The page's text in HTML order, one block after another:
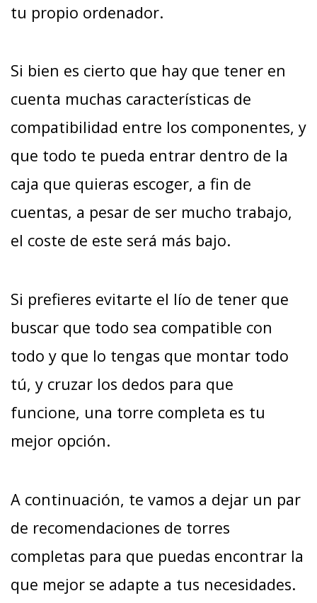
tu propio ordenador.
Si bien es cierto que hay que tener en
cuenta muchas características de
compatibilidad entre los componentes, y
que todo te pueda entrar dentro de la
caja que quieras escoger, a fin de
cuentas, a pesar de ser mucho trabajo,
el coste de este será más bajo.
Si prefieres evitarte el lío de tener que
buscar que todo sea compatible con
todo y que lo tengas que montar todo
tú, y cruzar los dedos para que
funcione, una torre completa es tu
mejor opción.
A continuación, te vamos a dejar un par
de recomendaciones de torres
completas para que puedas encontrar la
que mejor se adapte a tus necesidades.